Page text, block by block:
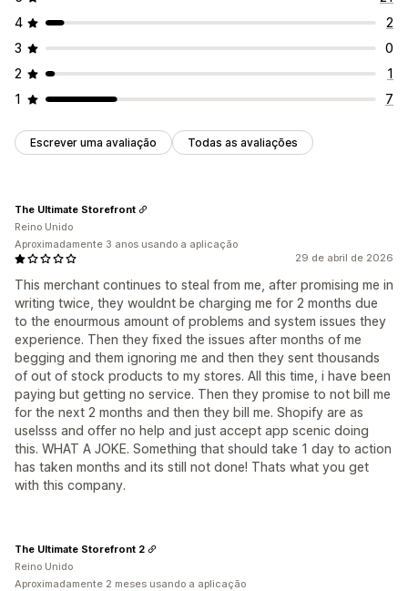
4
2
3
0
2
1
1
7
Escrever uma avaliação Todas as avaliações
29 de abril de 2026
This merchant continues to steal from me, after promising me in
writing twice, they wouldnt be charging me for 2 months due
to the enourmous amount of problems and system issues they
experience. Then they fixed the issues after months of me
begging and them ignoring me and then they sent thousands
of out of stock products to my stores. All this time, i have been
paying but getting no service. Then they promise to not bill me
for the next 2 months and then they bill me. Shopify are as
uselsss and offer no help and just accept app scenic doing
this. WHAT A JOKE. Something that should take 1 day to action
has taken months and its still not done! Thats what you get
with this company.
The Ultimate Storefront
Reino Unido
Aproximadamente 3 anos usando a aplicação
The Ultimate Storefront 2
Reino Unido
Aproximadamente 2 meses usando a aplicação